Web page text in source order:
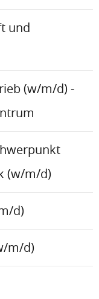
und
(w/m/d) -
(w/m/d)
d)
m/d)